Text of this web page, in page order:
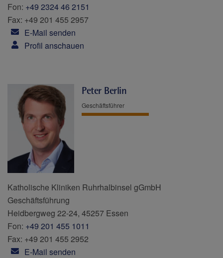
Fon: +49 2324 46 2151
Fax: +49 201 455 2957
E-Mail senden
Profil anschauen
Peter Berlin
Geschäftsführer
Katholische Kliniken Ruhrhalbinsel gGmbH
Geschäftsführung
Heidbergweg 22-24, 45257 Essen
Fon: +49 201 455 1011
Fax: +49 201 455 2952
E-Mail senden